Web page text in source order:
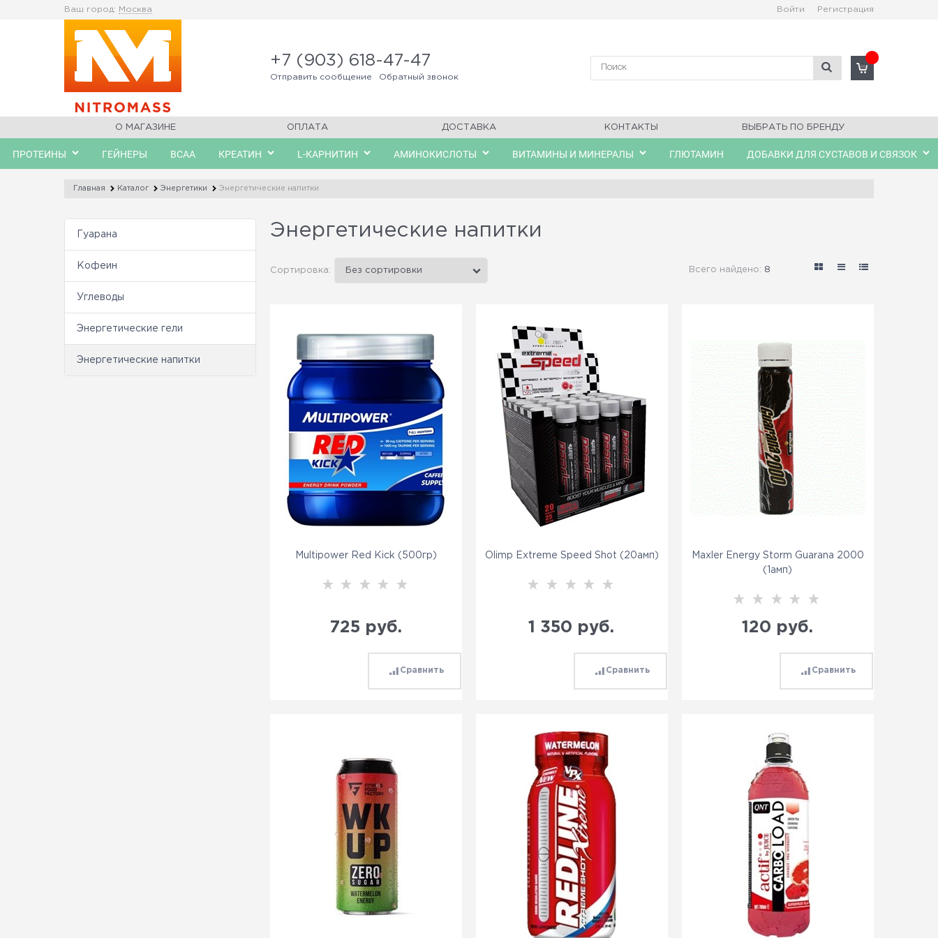
Ваш город: Москва Войти Регистрация
+7 (903) 618-47-47
Отправить сообщение Обратный звонок
О МАГАЗИНЕ ОПЛАТА ДОСТАВКА КОНТАКТЫ ВЫБРАТЬ ПО БРЕНДУ
ПРОТЕИНЫ ГЕЙНЕРЫ BCAA КРЕАТИН L-КАРНИТИН АМИНОКИСЛОТЫ ВИТАМИНЫ И МИНЕРАЛЫ ГЛЮТАМИН ДОБАВКИ ДЛЯ СУСТАВОВ И СВЯЗОК
Главная Каталог Энергетики Энергетические напитки
Гуарана
Кофеин
Углеводы
Энергетические гели
Энергетические напитки
Энергетические напитки
Сортировка: Всего найдено: 8
Multipower Red Kick (500гр)
725 руб.
Сравнить
Olimp Extreme Speed Shot (20амп)
1 350 руб.
Сравнить
Maxler Energy Storm Guarana 2000
(1амп)
120 руб.
Сравнить